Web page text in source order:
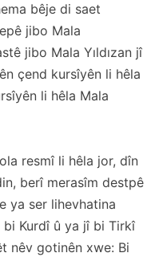
bêje di saet
jibo Mala
jibo Mala Yıldızan jî
çend kursîyên li hêla
li hêla Mala
resmî li hêla jor, dîn
berî merasîm destpê
ya ser lihevhatina
Kurdî û ya jî bi Tirkî
nêv gotinên xwe: Bi